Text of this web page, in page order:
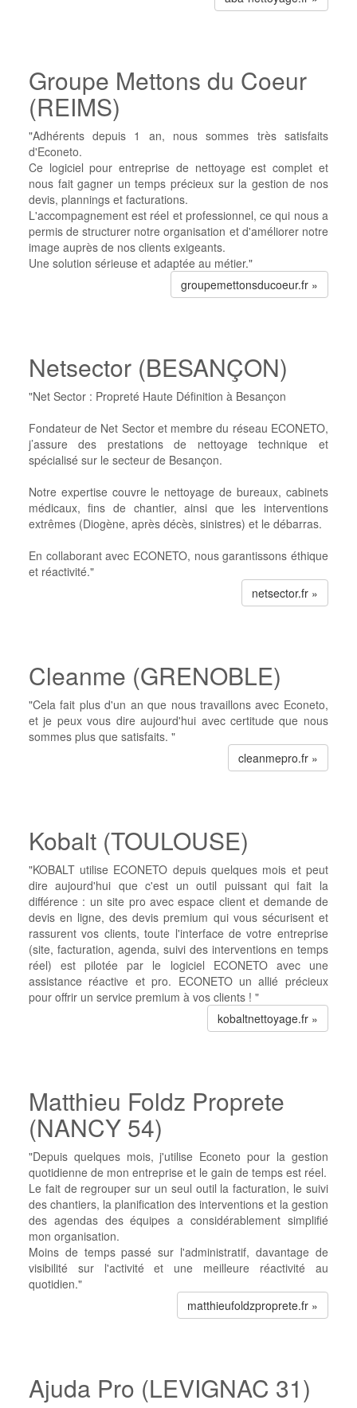
Groupe Mettons du Coeur
(REIMS)
"Adhérents depuis 1 an, nous sommes très satisfaits
d'Econeto.
Ce logiciel pour entreprise de nettoyage est complet et
nous fait gagner un temps précieux sur la gestion de nos
devis, plannings et facturations.
L'accompagnement est réel et professionnel, ce qui nous a
permis de structurer notre organisation et d'améliorer notre
image auprès de nos clients exigeants.
Une solution sérieuse et adaptée au métier."
groupemettonsducoeur.fr »
Netsector (BESANÇON)
"Net Sector : Propreté Haute Définition à Besançon
Fondateur de Net Sector et membre du réseau ECONETO,
j’assure des prestations de nettoyage technique et
spécialisé sur le secteur de Besançon.
Notre expertise couvre le nettoyage de bureaux, cabinets
médicaux, fins de chantier, ainsi que les interventions
extrêmes (Diogène, après décès, sinistres) et le débarras.
En collaborant avec ECONETO, nous garantissons éthique
et réactivité."
netsector.fr »
Cleanme (GRENOBLE)
"Cela fait plus d'un an que nous travaillons avec Econeto,
et je peux vous dire aujourd'hui avec certitude que nous
sommes plus que satisfaits. "
cleanmepro.fr »
Kobalt (TOULOUSE)
"KOBALT utilise ECONETO depuis quelques mois et peut
dire aujourd'hui que c'est un outil puissant qui fait la
différence : un site pro avec espace client et demande de
devis en ligne, des devis premium qui vous sécurisent et
rassurent vos clients, toute l'interface de votre entreprise
(site, facturation, agenda, suivi des interventions en temps
réel) est pilotée par le logiciel ECONETO avec une
assistance réactive et pro. ECONETO un allié précieux
pour offrir un service premium à vos clients ! "
kobaltnettoyage.fr »
Matthieu Foldz Proprete
(NANCY 54)
"Depuis quelques mois, j'utilise Econeto pour la gestion
quotidienne de mon entreprise et le gain de temps est réel.
Le fait de regrouper sur un seul outil la facturation, le suivi
des chantiers, la planification des interventions et la gestion
des agendas des équipes a considérablement simplifié
mon organisation.
Moins de temps passé sur l'administratif, davantage de
visibilité sur l'activité et une meilleure réactivité au
quotidien."
matthieufoldzproprete.fr »
Ajuda Pro (LEVIGNAC 31)